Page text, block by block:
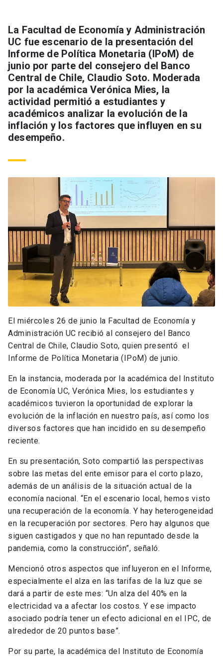
La Facultad de Economía y Administración
UC fue escenario de la presentación del
Informe de Política Monetaria (IPoM) de
junio por parte del consejero del Banco
Central de Chile, Claudio Soto. Moderada
por la académica Verónica Mies, la
actividad permitió a estudiantes y
académicos analizar la evolución de la
inflación y los factores que influyen en su
desempeño.
El miércoles 26 de junio la Facultad de Economía y
Administración UC recibió al consejero del Banco
Central de Chile, Claudio Soto, quien presentó el
Informe de Política Monetaria (IPoM) de junio.
En la instancia, moderada por la académica del Instituto
de Economía UC, Verónica Mies, los estudiantes y
académicos tuvieron la oportunidad de explorar la
evolución de la inflación en nuestro país, así como los
diversos factores que han incidido en su desempeño
reciente.
En su presentación, Soto compartió las perspectivas
sobre las metas del ente emisor para el corto plazo,
además de un análisis de la situación actual de la
economía nacional. “En el escenario local, hemos visto
una recuperación de la economía. Y hay heterogeneidad
en la recuperación por sectores. Pero hay algunos que
siguen castigados y que no han repuntado desde la
pandemia, como la construcción”, señaló.
Mencionó otros aspectos que influyeron en el Informe,
especialmente el alza en las tarifas de la luz que se
dará a partir de este mes: “Un alza del 40% en la
electricidad va a afectar los costos. Y ese impacto
asociado podría tener un efecto adicional en el IPC, de
alrededor de 20 puntos base”.
Por su parte, la académica del Instituto de Economía